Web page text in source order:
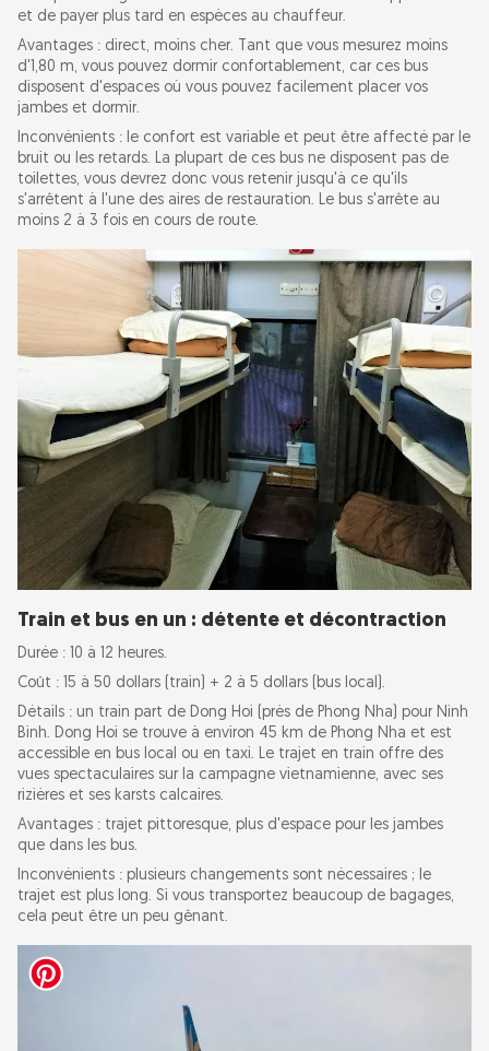
et de payer plus tard en espèces au chauffeur.
Avantages : direct, moins cher. Tant que vous mesurez moins
d'1,80 m, vous pouvez dormir confortablement, car ces bus
disposent d'espaces où vous pouvez facilement placer vos
jambes et dormir.
Inconvénients : le confort est variable et peut être affecté par le
bruit ou les retards. La plupart de ces bus ne disposent pas de
toilettes, vous devrez donc vous retenir jusqu'à ce qu'ils
s'arrêtent à l'une des aires de restauration. Le bus s'arrête au
moins 2 à 3 fois en cours de route.
Train et bus en un : détente et décontraction
Durée : 10 à 12 heures.
Coût : 15 à 50 dollars (train) + 2 à 5 dollars (bus local).
Détails : un train part de Dong Hoi (près de Phong Nha) pour Ninh
Binh. Dong Hoi se trouve à environ 45 km de Phong Nha et est
accessible en bus local ou en taxi. Le trajet en train offre des
vues spectaculaires sur la campagne vietnamienne, avec ses
rizières et ses karsts calcaires.
Avantages : trajet pittoresque, plus d'espace pour les jambes
que dans les bus.
Inconvénients : plusieurs changements sont nécessaires ; le
trajet est plus long. Si vous transportez beaucoup de bagages,
cela peut être un peu gênant.